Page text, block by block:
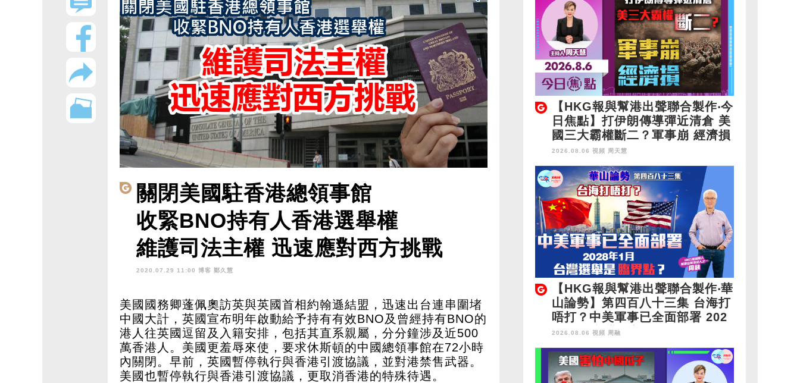
關閉美國駐香港總領事館
收緊BNO持有人香港選舉權
維護司法主權 迅速應對西方挑戰
2020.07.29 11:00 博客 鄭久慧
美國國務卿蓬佩奧訪英與英國首相約翰遜結盟，迅速出台連串圍堵
中國大計，英國宣布明年啟動給予持有有效BNO及曾經持有BNO的
港人往英國逗留及入籍安排，包括其直系親屬，分分鐘涉及近500
萬香港人。美國更羞辱來使，要求休斯頓的中國總領事館在72小時
內關閉。早前，英國暫停執行與香港引渡協議，並對港禁售武器。
美國也暫停執行與香港引渡協議，更取消香港的特殊待遇。
【HKG報與幫港出聲聯合製作‧今
日焦點】打伊朗傳導彈近清倉 美
國三大霸權斷二？軍事崩 經濟損
2026.08.06 視頻 周天慧
【HKG報與幫港出聲聯合製作‧華
山論勢】第四百八十三集 台海打
唔打？中美軍事已全面部署 202
8年1月台灣選舉是臨界點？
2026.08.06 視頻 周融